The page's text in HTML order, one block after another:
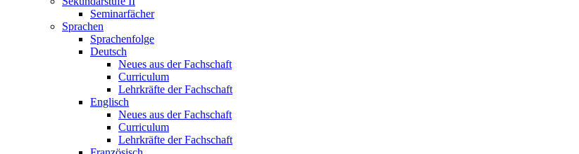
Seminarfächer
Sprachen
Sprachenfolge
Deutsch
Neues aus der Fachschaft
Curriculum
Lehrkräfte der Fachschaft
Englisch
Neues aus der Fachschaft
Curriculum
Lehrkräfte der Fachschaft